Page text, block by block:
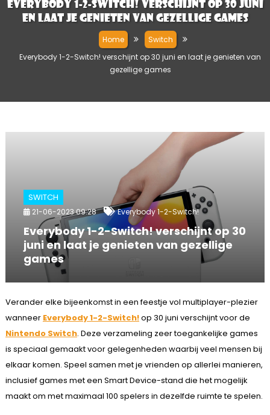
Everybody 1-2-Switch! verschijnt op 30 juni
en laat je genieten van gezellige games
Home
Switch
Everybody 1-2-Switch! verschijnt op 30 juni en laat je genieten van
gezellige games
SWITCH
21-06-2023 09:28 Everybody 1-2-Switch!
Everybody 1-2-Switch! verschijnt op 30
juni en laat je genieten van gezellige
games
Verander elke bijeenkomst in een feestje vol multiplayer-plezier
wanneer Everybody 1-2-Switch!op 30 juni verschijnt voor de
Nintendo Switch. Deze verzameling zeer toegankelijke games
is speciaal gemaakt voor gelegenheden waarbij veel mensen bij
elkaar komen. Speel samen met je vrienden op allerlei manieren,
inclusief games met een Smart Device-stand die het mogelijk
maakt om met maximaal 100 spelers in dezelfde ruimte te spelen.